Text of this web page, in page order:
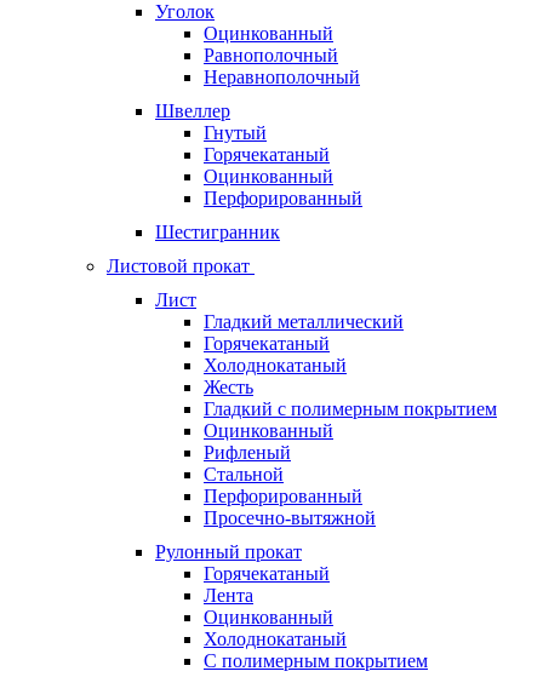
Уголок
Оцинкованный
Равнополочный
Неравнополочный
Швеллер
Гнутый
Горячекатаный
Оцинкованный
Перфорированный
Шестигранник
Листовой прокат
Лист
Гладкий металлический
Горячекатаный
Холоднокатаный
Жесть
Гладкий с полимерным покрытием
Оцинкованный
Рифленый
Стальной
Перфорированный
Просечно-вытяжной
Рулонный прокат
Горячекатаный
Лента
Оцинкованный
Холоднокатаный
С полимерным покрытием